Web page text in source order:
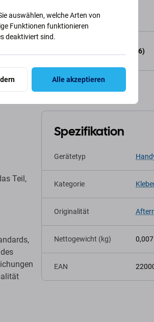
Bewertungen (36)
Teil,
Spezifikation
Gerätetyp
Kategorie
Originalität
Nettogewicht (kg) 0,007
EAN
auswählen, welche Arten von
Funktionen funktionieren
deaktiviert sind.
Alle akzeptieren